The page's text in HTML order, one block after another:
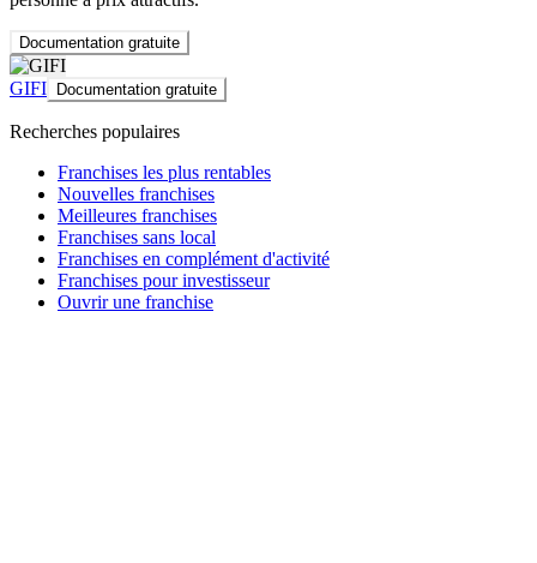
Documentation gratuite
GIFI Documentation gratuite
Recherches populaires
Franchises les plus rentables
Nouvelles franchises
Meilleures franchises
Franchises sans local
Franchises en complément d'activité
Franchises pour investisseur
Ouvrir une franchise